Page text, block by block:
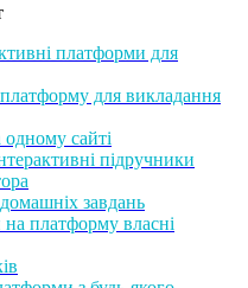
платформи для
для викладання
одному сайті
підручники
завдань
платформу власні